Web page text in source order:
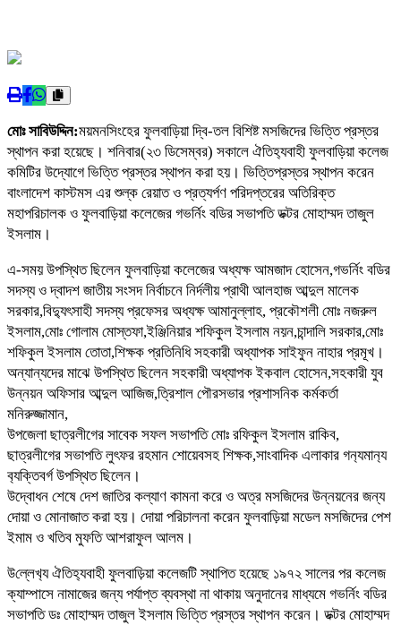
মোঃ সাবিউদ্দিন:ময়মনসিংহের ফুলবাড়িয়া দ্বি-তল বিশিষ্ট মসজিদের ভিত্তি প্রস্তর
স্থাপন করা হয়েছে। শনিবার(২৩ ডিসেম্বর) সকালে ঐ‌তিহ‌্যবাহী ফুলবাড়িয়া কলেজ
কমিটির উদ্যোগে ভিত্তি প্রস্তর স্থাপন করা হয়। ভিত্তিপ্রস্তর স্থাপন করেন
বাংলাদেশ কাস্টমস এর শুল্ক রেয়াত ও প্রত্যর্পণ পরিদপ্তরের অতিরিক্ত
মহাপরিচালক ও ফুলবাড়িয়া কলেজের গভর্নিং বডির সভাপতি ডক্টর মোহাম্মদ তাজুল
ইসলাম।
এ-সময় উপস্থিত ছিলেন ফুলবাড়িয়া কলেজের অধ্যক্ষ আমজাদ হোসেন,গভর্নিং বডির
সদস্য ও দ্বাদশ জাতীয় সংসদ নির্বাচনে নির্দলীয় প্রাথী আলহাজ আব্দুল মালেক
সরকার,বিদ্যুৎসাহী সদস্য প্রফেসর অধ্যক্ষ আমানুল্লাহ, প্রকৌশলী মোঃ নজরুল
ইসলাম,মোঃ গোলাম মোস্তফা,ইঞ্জিনিয়ার শফিকুল ইসলাম নয়ন,চান্দালি সরকার,মোঃ
শফিকুল ইসলাম তোতা,শিক্ষক প্রতিনিধি সহকারী অধ্যাপক সাইফুন নাহার প্রমূখ।
অন্যান্যদের মাঝে উপস্থিত ছিলেন সহকারী অধ্যাপক ইকবাল হোসেন,সহকারী যুব
উন্নয়ন অফিসার আব্দুল আজিজ,ত্রিশাল পৌরসভার প্রশাসনিক কর্মকর্তা
মনিরুজ্জামান,
উপজেলা ছাত্রলীগের সাবেক সফল সভাপতি মোঃ রফিকুল ইসলাম রাকিব,
ছাত্রলীগের সভাপতি লুৎফর রহমান শোয়েবসহ শিক্ষক,সাংবাদিক এলাকার গন‌্যমান‌্য
ব‌্যক্তিবর্গ উপস্থিত ছিলেন।
উদ্বোধন শেষে দেশ জাতির কল্যাণ কামনা করে ও অত্র মসজিদের উন্নয়নের জন্য
দোয়া ও মোনাজাত করা হয়। দোয়া পরিচালনা করেন ফুলবাড়িয়া মডেল মসজিদের পেশ
ইমাম ও খতিব মুফতি আশরাফুল আলম।
উ‌ল্লেখ‌্য ঐ‌তিহ‌্যবাহী ফুলবাড়িয়া কলেজটি স্থাপিত হয়েছে ১৯৭২ সালের পর কলেজ
ক্যাম্পাসে নামাজের জন্য পর্যাপ্ত ব্যবস্থা না থাকায় অনুদানের মাধ্যমে গভর্নিং বডির
সভাপতি ডঃ মোহাম্মদ তাজুল ইসলাম ভিত্তি প্রস্তর স্থাপন করেন। ডক্টর মোহাম্মদ